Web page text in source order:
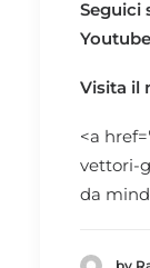
Seguici
Youtube
Visita il
<a
vettori-
da